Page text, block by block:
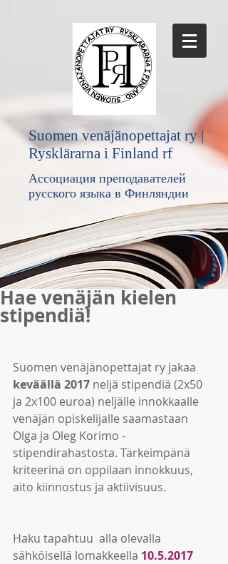
Suomen venäjänopettajat ry |
Rysklärarna i Finland rf
Ассоциация преподавателей
русского языка в Финляндии
Hae venäjän kielen
stipendiä!
Suomen venäjänopettajat ry jakaa
keväällä 2017 neljä stipendiä (2x50
ja 2x100 euroa) neljälle innokkaalle
venäjän opiskelijalle saamastaan
Olga ja Oleg Korimo -
stipendirahastosta. Tärkeimpänä
kriteerinä on oppilaan innokkuus,
aito kiinnostus ja aktiivisuus.
Haku tapahtuu  alla olevalla
sähköisellä lomakkeella 10.5.2017